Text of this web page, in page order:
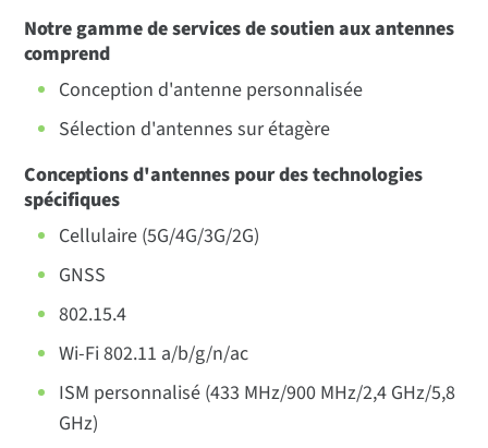
Notre gamme de services de soutien aux antennes
comprend
Conception d'antenne personnalisée
Sélection d'antennes sur étagère
Conceptions d'antennes pour des technologies
spécifiques
Cellulaire (5G/4G/3G/2G)
GNSS
802.15.4
Wi-Fi 802.11 a/b/g/n/ac
ISM personnalisé (433 MHz/900 MHz/2,4 GHz/5,8
GHz)
Fabrication